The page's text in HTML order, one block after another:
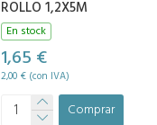
ROLLO 1,2X5M
En stock
1,65 €
2,00 € (con IVA)
Comprar